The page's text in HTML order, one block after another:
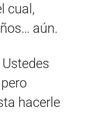
cual,
aún.
hacerle